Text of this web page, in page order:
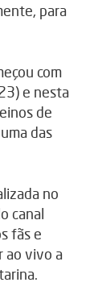
para
com
e nesta
de
das
no
canal
fãs e
ao vivo a